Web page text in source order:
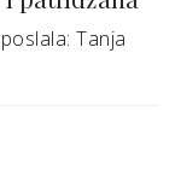
Tanja